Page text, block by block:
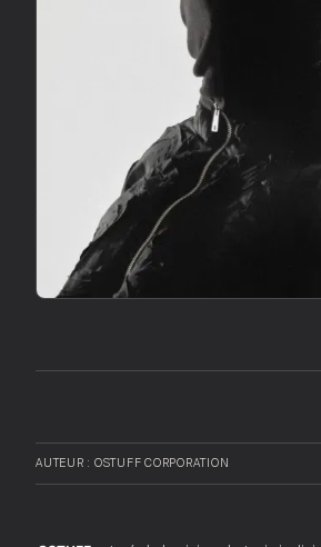
AUTEUR : OSTUFF CORPORATION